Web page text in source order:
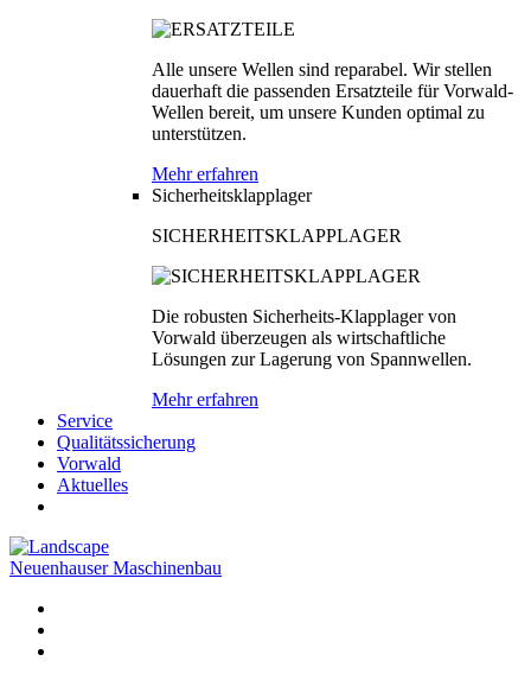
Alle unsere Wellen sind reparabel. Wir stellen
dauerhaft die passenden Ersatzteile für Vorwald-
Wellen bereit, um unsere Kunden optimal zu
unterstützen.
Mehr erfahren
Sicherheitsklapplager
SICHERHEITSKLAPPLAGER
Die robusten Sicherheits-Klapplager von
Vorwald überzeugen als wirtschaftliche
Lösungen zur Lagerung von Spannwellen.
Mehr erfahren
Service
Qualitätssicherung
Vorwald
Aktuelles
Neuenhauser Maschinenbau